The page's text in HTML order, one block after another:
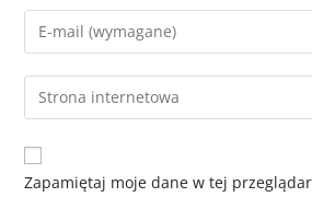
Zapamiętaj moje dane w tej